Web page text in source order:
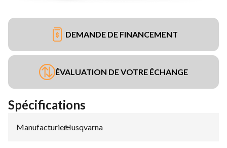
DEMANDE DE FINANCEMENT
ÉVALUATION DE VOTRE ÉCHANGE
Spécifications
Manufacturier:
Husqvarna